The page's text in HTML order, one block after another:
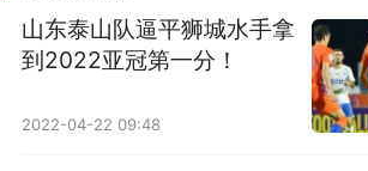
山东泰山队逼平狮城水手拿
到2022亚冠第一分！
2022-04-22 09:48